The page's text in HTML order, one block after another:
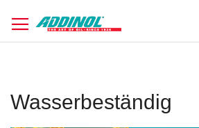
zum
Inhalt
Wasserbeständig